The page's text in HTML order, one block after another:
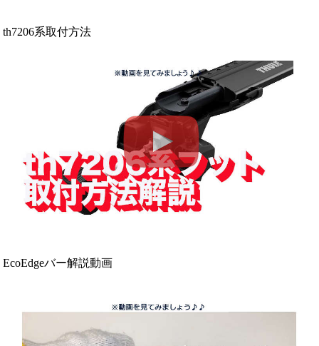
th7206系取付方法
EcoEdgeバー解説動画